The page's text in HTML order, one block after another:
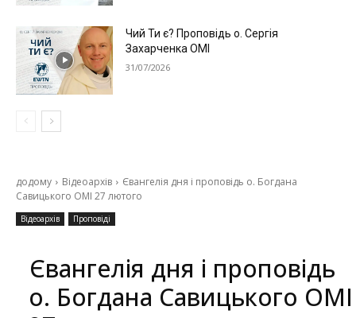
Чий Ти є? Проповідь о. Сергія
Захарченка ОМІ
31/07/2026